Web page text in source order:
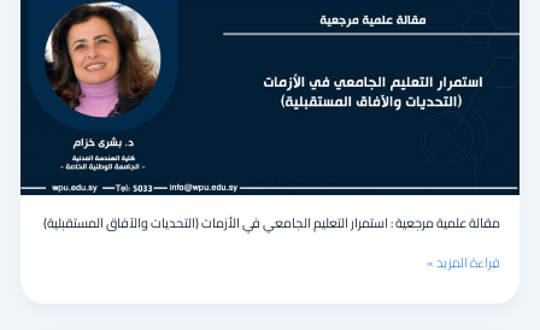
مقالة علمية مرجعية : استمرار التعليم الجامعي في الأزمات (التحديات والآفاق المستقبلية)
استمرار
الجامعي
المستقبلية)
قراءة المزيد »